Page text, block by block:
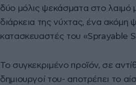
δύο μόλις ψεκάσματα στο
διάρκεια της νύχτας, ένα ακόμη
κατασκευαστές του «Sprayable
Το συγκεκριμένο προϊόν, σε
δημιουργοί του- αποτρέπει το